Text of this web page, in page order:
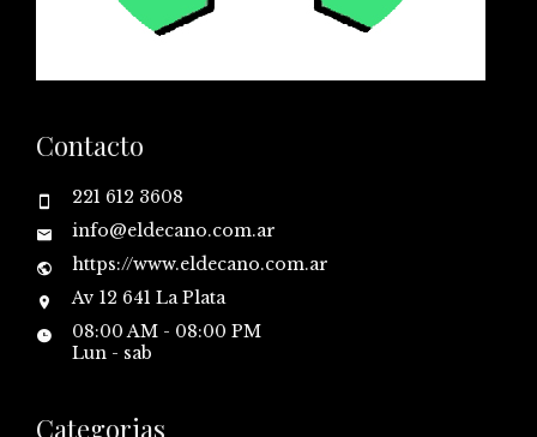
Contacto
221 612 3608
info@eldecano.com.ar
https://www.eldecano.com.ar
Av 12 641 La Plata
08:00 AM - 08:00 PM
Lun - sab
Categorias